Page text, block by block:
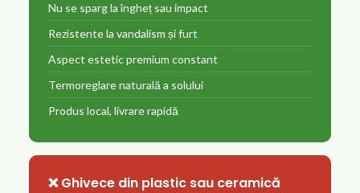
Nu se sparg la îngheț sau impact
Rezistente la vandalism și furt
Aspect estetic premium constant
Termoreglare naturală a solului
Produs local, livrare rapidă
❌ Ghivece din plastic sau ceramică